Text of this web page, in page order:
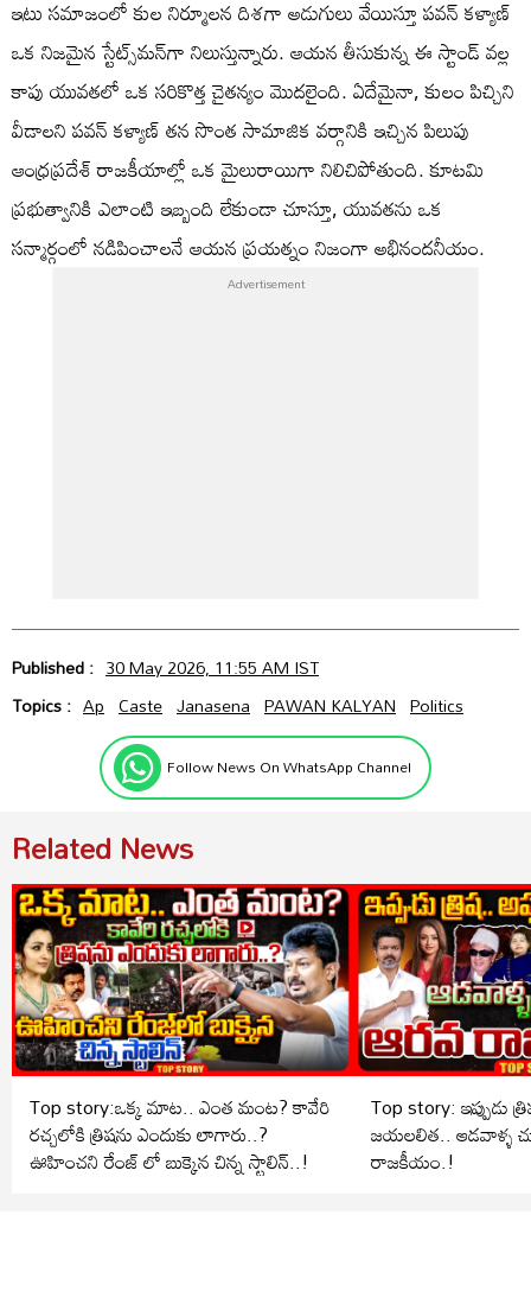
ఇటు సమాజంలో కుల నిర్మూలన దిశగా అడుగులు వేయిస్తూ పవన్ కళ్యాణ్
ఒక నిజమైన స్టేట్స్‌మన్‌గా నిలుస్తున్నారు. ఆయన తీసుకున్న ఈ స్టాండ్ వల్ల
కాపు యువతలో ఒక సరికొత్త చైతన్యం మొదలైంది. ఏదేమైనా, కులం పిచ్చిని
వీడాలని పవన్ కళ్యాణ్ తన సొంత సామాజిక వర్గానికి ఇచ్చిన పిలుపు
ఆంధ్రప్రదేశ్ రాజకీయాల్లో ఒక మైలురాయిగా నిలిచిపోతుంది. కూటమి
ప్రభుత్వానికి ఎలాంటి ఇబ్బంది లేకుండా చూస్తూ, యువతను ఒక
సన్మార్గంలో నడిపించాలనే ఆయన ప్రయత్నం నిజంగా అభినందనీయం.
Published : 30 May 2026, 11:55 AM IST
Topics : Ap Caste Janasena PAWAN KALYAN Politics
Follow News On WhatsApp Channel
Related News
Top story:ఒక్క మాట.. ఎంత మంట? కావేరి
రచ్చలోకి త్రిషను ఎందుకు లాగారు..?
ఊహించని రేంజ్ లో బుక్కైన చిన్న స్టాలిన్..!
Top story: ఇప్పుడు
జయలలిత.. ఆడవాళ్ళ
రాజకీయం.!